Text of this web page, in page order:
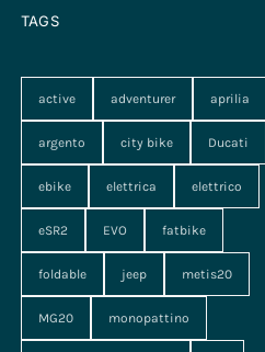
TAGS
active adventurer aprilia
argento city bike Ducati
ebike elettrica elettrico
eSR2 EVO fatbike
foldable jeep metis20
MG20 monopattino